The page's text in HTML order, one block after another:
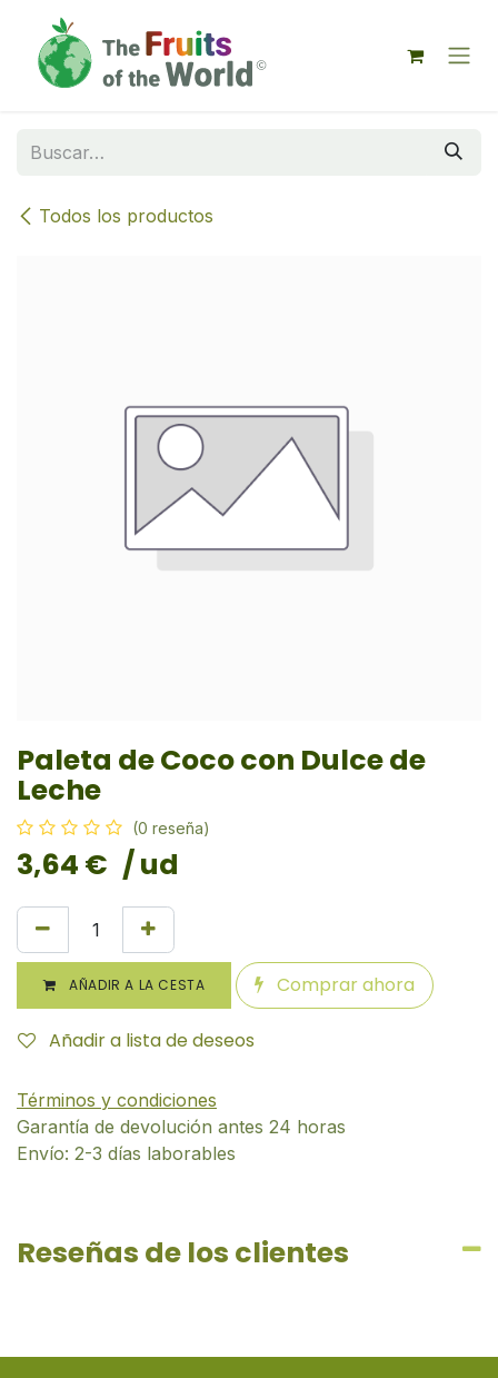
Todos los productos
Paleta de Coco con Dulce de
Leche
(0 reseña)
3,64 € / ud
AÑADIR A LA CESTA Comprar ahora
Añadir a lista de deseos
Términos y condiciones
Garantía de devolución antes 24 horas
Envío: 2-3 días laborables
Reseñas de los clientes